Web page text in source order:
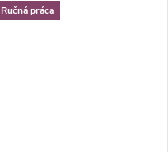
shope.
Ručná práca